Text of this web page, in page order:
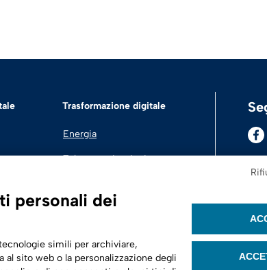
Trasformazione digitale
Energia
Telecomunicazioni
personali dei
simili per archiviare,
sito web o la personalizzazione degli